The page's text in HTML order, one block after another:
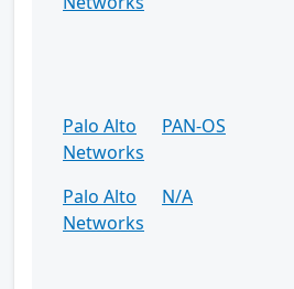
Palo Alto
Networks
PAN-OS
Palo Alto
Networks
N/A